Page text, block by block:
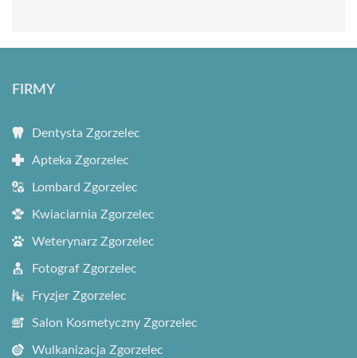
FIRMY
Dentysta Zgorzelec
Apteka Zgorzelec
Lombard Zgorzelec
Kwiaciarnia Zgorzelec
Weterynarz Zgorzelec
Fotograf Zgorzelec
Fryzjer Zgorzelec
Salon Kosmetyczny Zgorzelec
Wulkanizacja Zgorzelec